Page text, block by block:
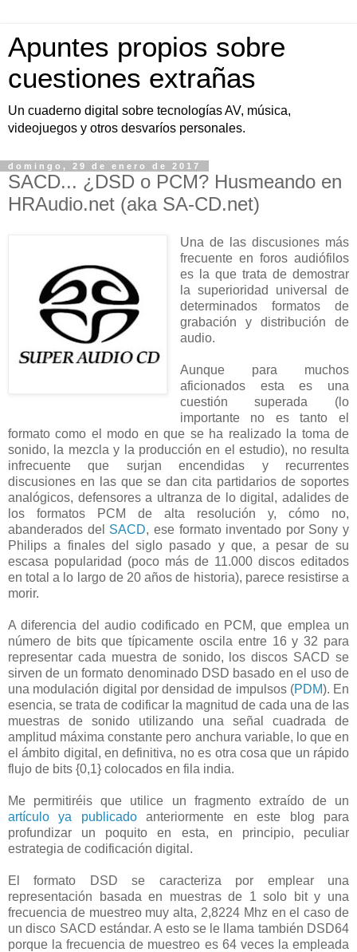
Apuntes propios sobre
cuestiones extrañas
Un cuaderno digital sobre tecnologías AV, música,
videojuegos y otros desvaríos personales.
domingo, 29 de enero de 2017
SACD... ¿DSD o PCM? Husmeando en
HRAudio.net (aka SA-CD.net)
Una de las discusiones más
frecuente en foros audiófilos
es la que trata de demostrar
la superioridad universal de
determinados formatos de
grabación y distribución de
audio.
Aunque para muchos
aficionados esta es una
cuestión superada (lo
importante no es tanto el
formato como el modo en que se ha realizado la toma de
sonido, la mezcla y la producción en el estudio), no resulta
infrecuente que surjan encendidas y recurrentes
discusiones en las que se dan cita partidarios de soportes
analógicos, defensores a ultranza de lo digital, adalides de
los formatos PCM de alta resolución y, cómo no,
abanderados del SACD, ese formato inventado por Sony y
Philips a finales del siglo pasado y que, a pesar de su
escasa popularidad (poco más de 11.000 discos editados
en total a lo largo de 20 años de historia), parece resistirse a
morir.
A diferencia del audio codificado en PCM, que emplea un
número de bits que típicamente oscila entre 16 y 32 para
representar cada muestra de sonido, los discos SACD se
sirven de un formato denominado DSD basado en el uso de
una modulación digital por densidad de impulsos (PDM). En
esencia, se trata de codificar la magnitud de cada una de las
muestras de sonido utilizando una señal cuadrada de
amplitud máxima constante pero anchura variable, lo que en
el ámbito digital, en definitiva, no es otra cosa que un rápido
flujo de bits {0,1} colocados en fila india.
Me permitiréis que utilice un fragmento extraído de un
artículo ya publicadoanteriormente en este blog para
profundizar un poquito en esta, en principio, peculiar
estrategia de codificación digital.
El formato DSD se caracteriza por emplear una
representación basada en muestras de 1 solo bit y una
frecuencia de muestreo muy alta, 2,8224 Mhz en el caso de
un disco SACD estándar. A esto se le llama también DSD64
porque la frecuencia de muestreo es 64 veces la empleada